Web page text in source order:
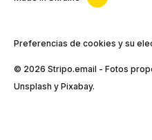
Preferencias de cookies y su
© 2026 Stripо.email - Fotos
Unsplash y Pixabay.